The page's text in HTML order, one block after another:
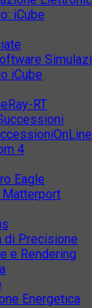
iCube
iCube
RT
4
Eagle
Matterport
di Precisione
e Rendering
Energetica